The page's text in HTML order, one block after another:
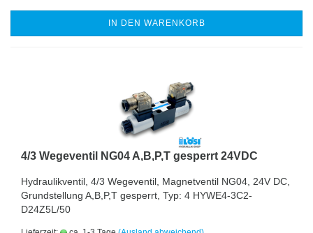
IN DEN WARENKORB
4/3 Wegeventil NG04 A,B,P,T gesperrt 24VDC
Hydraulikventil, 4/3 Wegeventil, Magnetventil NG04, 24V DC,
Grundstellung A,B,P,T gesperrt, Typ: 4 HYWE4-3C2-
D24Z5L/50